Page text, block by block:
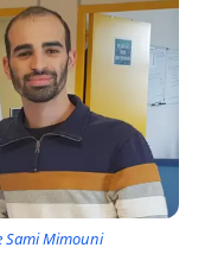
Sami Mimouni